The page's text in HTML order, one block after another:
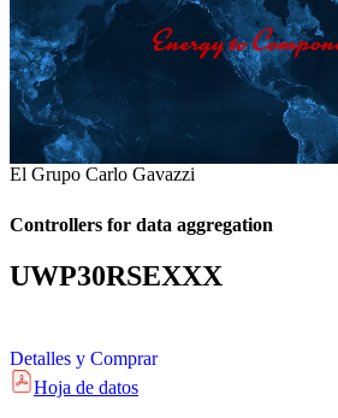
El Grupo Carlo Gavazzi
Controllers for data aggregation
UWP30RSEXXX
Detalles y Comprar
Hoja de datos